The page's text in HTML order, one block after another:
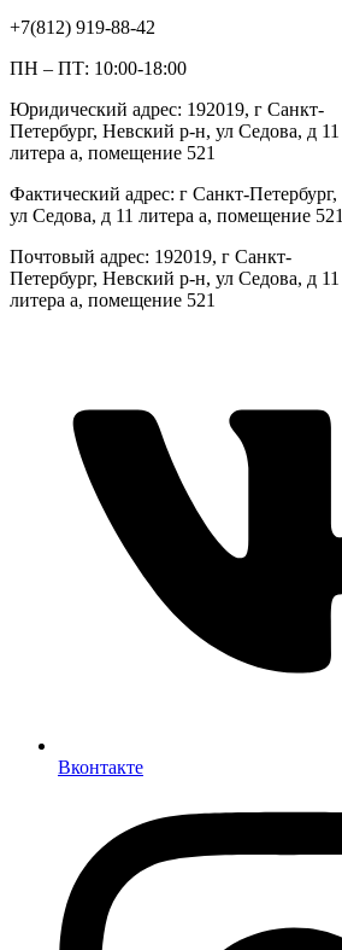
+7(812) 919-88-42
ПН – ПТ: 10:00-18:00
Юридический адрес: 192019, г Санкт-
Петербург, Невский р-н, ул Седова, д 11
литера а, помещение 521
Фактический адрес: г Санкт-Петербург,
ул Седова, д 11 литера а, помещение 521
Почтовый адрес: 192019, г Санкт-
Петербург, Невский р-н, ул Седова, д 11
литера а, помещение 521
Вконтакте